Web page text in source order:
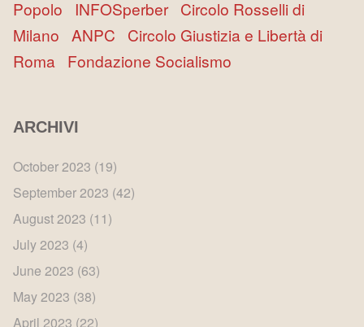
Popolo INFOSperber Circolo Rosselli di
Milano ANPC Circolo Giustizia e Libertà di
Roma Fondazione Socialismo
ARCHIVI
October 2023 (19)
September 2023 (42)
August 2023 (11)
July 2023 (4)
June 2023 (63)
May 2023 (38)
April 2023 (22)